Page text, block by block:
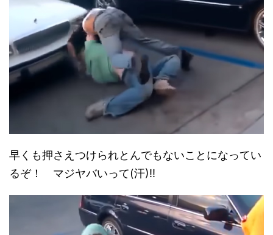
早くも押さえつけられとんでもないことになってい
るぞ！ マジヤバいって(汗)!!